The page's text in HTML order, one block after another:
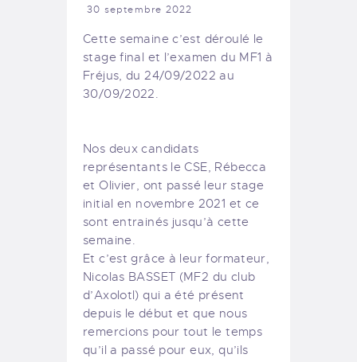
30 septembre 2022
Cette semaine c’est déroulé le
stage final et l’examen du MF1 à
Fréjus, du 24/09/2022 au
30/09/2022.
Nos deux candidats
représentants le CSE, Rébecca
et Olivier, ont passé leur stage
initial en novembre 2021 et ce
sont entrainés jusqu’à cette
semaine.
Et c’est grâce à leur formateur,
Nicolas BASSET (MF2 du club
d’Axolotl) qui a été présent
depuis le début et que nous
remercions pour tout le temps
qu’il a passé pour eux, qu’ils